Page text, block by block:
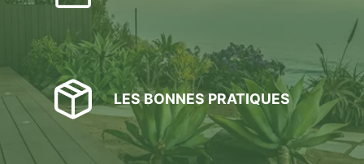
LES BONNES PRATIQUES